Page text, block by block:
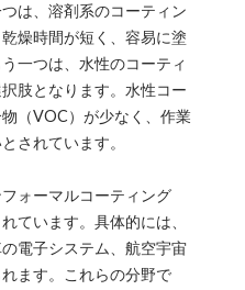
は、溶剤系のコーティン
燥時間が短く、容易に塗
一つは、水性のコーティ
肢となります。水性コー
（VOC）が少なく、作業
されています。
ォーマルコーティング
ています。具体的には、
電子システム、航空宇宙
ます。これらの分野で